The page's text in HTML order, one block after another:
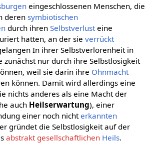
eingeschlossenen Menschen, die
deren symbiotischen
durch ihren Selbstverlusteine
hatten, an der sie verrückt
In ihrer Selbstverlorenheit in
zunächst nur durch ihre Selbstlosigkeit
weil sie darin ihre Ohnmacht
können. Damit wird allerdings eine
nichts anderes als eine Macht der
auch Heilserwartung), einer
einer noch nichterkannten
gründet die Selbstlosigkeit auf der
abstrakt gesellschaftlichen Heils.